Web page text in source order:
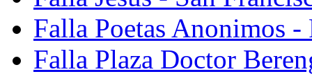
Falla Poetas Anonimos
Falla Plaza Doctor